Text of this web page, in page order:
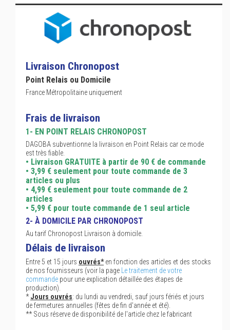
Livraison Chronopost
Point Relais ou Domicile
France Métropolitaine uniquement
Frais de livraison
1- EN POINT RELAIS CHRONOPOST
DAGOBA subventionne la livraison en Point Relais car ce mode
est très fiable.
• Livraison GRATUITE à partir de 90 € de commande
• 3,99 € seulement pour toute commande de 3
articles ou plus
• 4,99 € seulement pour toute commande de 2
articles
• 5,99 € pour toute commande de 1 seul article
2- À DOMICILE PAR CHRONOPOST
Au tarif Chronopost Livraison à domicile.
Délais de livraison
Entre 5 et 15 jours ouvrés*en fonction des articles et des stocks
de nos fournisseurs (voir la page
Le traitement de votre
commande pour une explication détaillée des étapes de
production).
*Jours ouvrés: du lundi au vendredi, sauf jours fériés et jours
de fermetures annuelles (fêtes de fin d'année et été).
** Sous réserve de disponibilité de l'article chez le fabricant